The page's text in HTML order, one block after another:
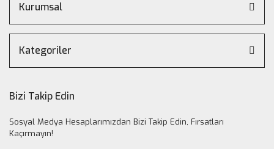
Kurumsal
Kategoriler
Bizi Takip Edin
Sosyal Medya Hesaplarımızdan Bizi Takip Edin, Fırsatları
Kaçırmayın!